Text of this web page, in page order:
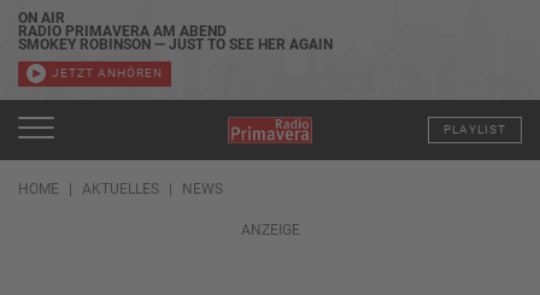
ON AIR
RADIO PRIMAVERA AM ABEND
SMOKEY ROBINSON — JUST TO SEE HER AGAIN
JETZT ANHÖREN
PLAYLIST
HOME AKTUELLES NEWS
ANZEIGE